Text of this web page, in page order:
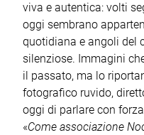
viva e autentica: volti
oggi sembrano
quotidiana e angoli del
silenziose. Immagini
il passato, ma lo
fotografico ruvido,
oggi di parlare con
«Come associazione